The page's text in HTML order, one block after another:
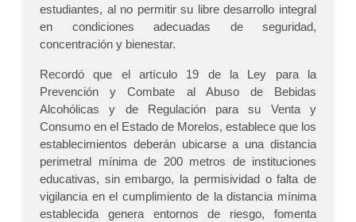
estudiantes, al no permitir su libre desarrollo integral
en condiciones adecuadas de seguridad,
concentración y bienestar.
Recordó que el artículo 19 de la Ley para la
Prevención y Combate al Abuso de Bebidas
Alcohólicas y de Regulación para su Venta y
Consumo en el Estado de Morelos, establece que los
establecimientos deberán ubicarse a una distancia
perimetral mínima de 200 metros de instituciones
educativas, sin embargo, la permisividad o falta de
vigilancia en el cumplimiento de la distancia mínima
establecida genera entornos de riesgo, fomenta